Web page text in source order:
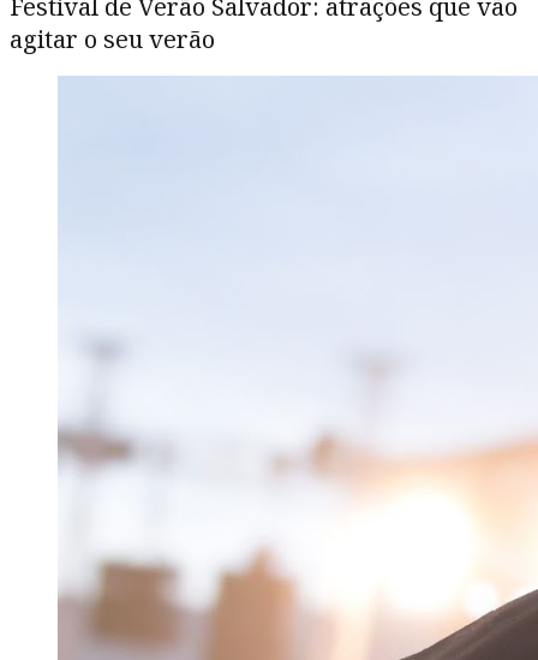
Festival de Verão Salvador: atrações que vão
agitar o seu verão